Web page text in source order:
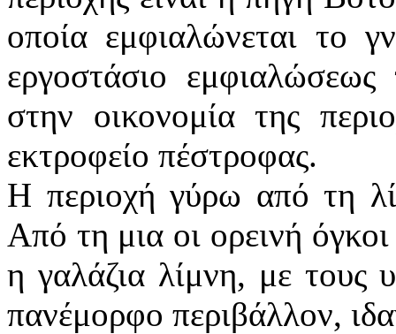
οποία εμφιαλώνεται το
εργοστάσιο
στην οικονομία της
εκτροφείο πέστροφας.
Η περιοχή γύρω από τη
Από τη μια οι ορεινή
η γαλάζια λίμνη, με τους
πανέμορφο περιβάλλον,